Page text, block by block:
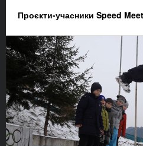
Проєкти-учасники Speed